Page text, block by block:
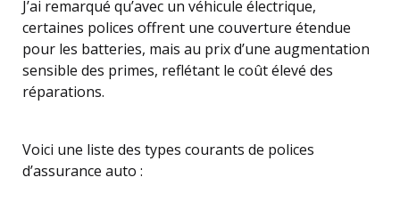
J’ai remarqué qu’avec un véhicule électrique,
certaines polices offrent une couverture étendue
pour les batteries, mais au prix d’une augmentation
sensible des primes, reflétant le coût élevé des
réparations.
Voici une liste des types courants de polices
d’assurance auto :